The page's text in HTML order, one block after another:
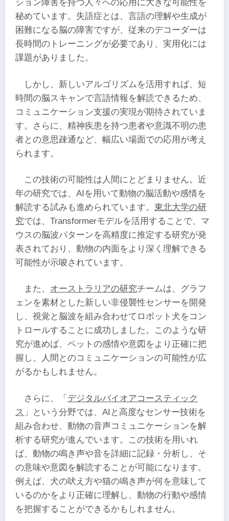
ション障害を持つ人々への応用に大きな可能性を
秘めています。失語症とは、言語の理解や生成が
困難になる脳の障害ですが、従来のデコーダーは
長時間のトレーニングが必要であり、実用化には
課題がありました。
しかし、新しいアルゴリズムを活用すれば、短
時間の脳スキャンで言語情報を解読できるため、
コミュニケーション支援の実現が期待されていま
す。さらに、精神疾患を持つ患者や意識不明の患
者との意思疎通など、幅広い場面での応用が考え
られます。
この技術の可能性は人間にとどまりません。近
年の研究では、AIを用いて動物の脳活動や感情を
解読する試みも進められています。 東北大学の研
究では、Transformerモデルを活用することで、マ
ウスの脳波パターンを高精度に推定する研究が発
表されており、動物の内面をより深く理解できる
可能性が示唆されています。
また、 オーストラリアの研究チームは、グラフ
ェンを素材とした新しい非侵襲性センサーを開発
し、視覚と脳波を組み合わせてロボット犬をコン
トロールすることに成功しました。このような研
究が進めば、ペットの感情や意図をより正確に把
握し、人間とのコミュニケーションの可能性が広
がるかもしれません。
さらに、「 デジタルバイオアコースティック
ス 」という分野では、AIと高度なセンサー技術を
組み合わせ、動物の音声コミュニケーションを解
析する研究が進んでいます。この技術を用いれ
ば、動物の鳴き声や音を詳細に記録・分析し、そ
の意味や意図を解読することが可能になります。
例えば、犬の吠え方や猫の鳴き声が何を意味して
いるのかをより正確に理解し、動物の行動や感情
を把握することができるかもしれません。